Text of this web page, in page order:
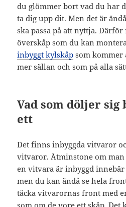
du glömmer bort vad du har
ta dig upp dit. Men det är
ska passa på att nyttja.
överskåp som du kan
inbyggt kylskåp som kommer
mer sällan och som på alla
Vad som döljer sig
ett
Det finns inbyggda vitvaror
vitvaror. Åtminstone om
en vitvara är inbyggd innebär
men du kan ändå se hela
täcka vitvarornas front med
som om de vore ett skåp. Det